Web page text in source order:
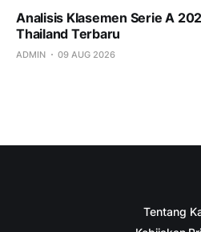
Analisis Klasemen Serie A
Thailand Terbaru
ADMIN 09 AUG 2026
Tentang